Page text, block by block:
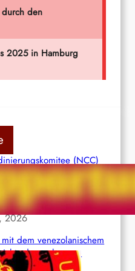
(NCC)
Partei Indiens
Postmoderner
2026
dem venezolanischem
der verlorenen
katastrophalen